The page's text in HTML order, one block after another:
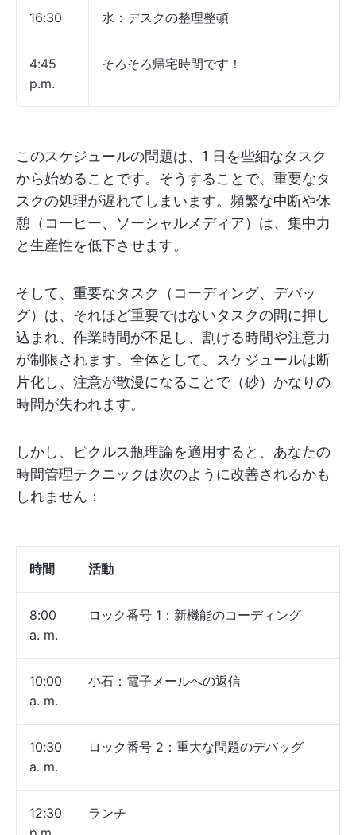
16:30 水：デスクの整理整頓
4:45
p.m.
そろそろ帰宅時間です！
このスケジュールの問題は、1 日を些細なタスク
から始めることです。そうすることで、重要なタ
スクの処理が遅れてしまいます。頻繁な中断や休
憩（コーヒー、ソーシャルメディア）は、集中力
と生産性を低下させます。
そして、重要なタスク（コーディング、デバッ
グ）は、それほど重要ではないタスクの間に押し
込まれ、作業時間が不足し、割ける時間や注意力
が制限されます。全体として、スケジュールは断
片化し、注意が散漫になることで（砂）かなりの
時間が失われます。
しかし、ピクルス瓶理論を適用すると、あなたの
時間管理テクニックは次のように改善されるかも
しれません：
時間 活動
8:00
a. m.
ロック番号 1：新機能のコーディング
10:00
a. m.
小石：電子メールへの返信
10:30
a. m.
ロック番号 2：重大な問題のデバッグ
12:30
ランチ